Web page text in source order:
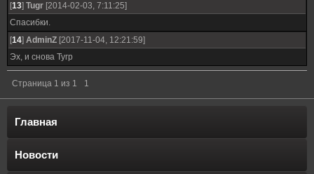
[13] Tugr [2014-02-03, 7:11:25]
Спасибки.
[14] AdminZ [2017-11-04, 12:21:59]
Эх, и снова Тугр
Страница 1 из 1 1
Главная
Новости